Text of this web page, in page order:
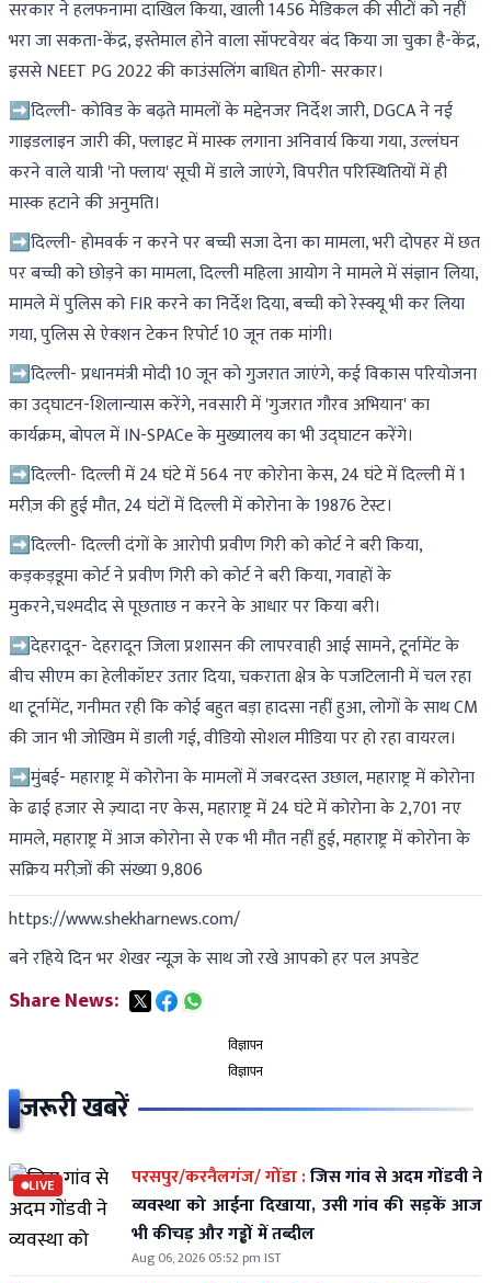
सरकार ने हलफनामा दाखिल किया, खाली 1456 मेडिकल की सीटों को नहीं
भरा जा सकता-केंद्र, इस्तेमाल होने वाला सॉफ्टवेयर बंद किया जा चुका है-केंद्र,
इससे NEET PG 2022 की काउंसलिंग बाधित होगी- सरकार।
➡दिल्ली- कोविड के बढ़ते मामलों के मद्देनजर निर्देश जारी, DGCA ने नई
गाइडलाइन जारी की, फ्लाइट में मास्क लगाना अनिवार्य किया गया, उल्लंघन
करने वाले यात्री 'नो फ्लाय' सूची में डाले जाएंगे, विपरीत परिस्थितियों में ही
मास्क हटाने की अनुमति।
➡दिल्ली- होमवर्क न करने पर बच्ची सजा देना का मामला, भरी दोपहर में छत
पर बच्ची को छोड़ने का मामला, दिल्ली महिला आयोग ने मामले में संज्ञान लिया,
मामले में पुलिस को FIR करने का निर्देश दिया, बच्ची को रेस्क्यू भी कर लिया
गया, पुलिस से ऐक्शन टेकन रिपोर्ट 10 जून तक मांगी।
➡दिल्ली- प्रधानमंत्री मोदी 10 जून को गुजरात जाएंगे, कई विकास परियोजना
का उद्घाटन-शिलान्यास करेंगे, नवसारी में 'गुजरात गौरव अभियान' का
कार्यक्रम, बोपल में IN-SPACe के मुख्यालय का भी उद्घाटन करेंगे।
➡दिल्ली- दिल्ली में 24 घंटे में 564 नए कोरोना केस, 24 घंटे में दिल्ली में 1
मरीज़ की हुई मौत, 24 घंटों में दिल्ली में कोरोना के 19876 टेस्ट।
➡दिल्ली- दिल्ली दंगों के आरोपी प्रवीण गिरी को कोर्ट ने बरी किया,
कड़कड़डूमा कोर्ट ने प्रवीण गिरी को कोर्ट ने बरी किया, गवाहों के
मुकरने,चश्मदीद से पूछताछ न करने के आधार पर किया बरी।
➡देहरादून- देहरादून जिला प्रशासन की लापरवाही आई सामने, टूर्नामेंट के
बीच सीएम का हेलीकॉप्टर उतार दिया, चकराता क्षेत्र के पजटिलानी में चल रहा
था टूर्नामेंट, गनीमत रही कि कोई बहुत बड़ा हादसा नहीं हुआ, लोगों के साथ CM
की जान भी जोखिम में डाली गई, वीडियो सोशल मीडिया पर हो रहा वायरल।
➡मुंबई- महाराष्ट्र में कोरोना के मामलों में जबरदस्त उछाल, महाराष्ट्र में कोरोना
के ढाई हजार से ज़्यादा नए केस, महाराष्ट्र में 24 घंटे में कोरोना के 2,701 नए
मामले, महाराष्ट्र में आज कोरोना से एक भी मौत नहीं हुई, महाराष्ट्र में कोरोना के
सक्रिय मरीज़ों की संख्या 9,806
https://www.shekharnews.com/
बने रहिये दिन भर शेखर न्यूज़ के साथ जो रखे आपको हर पल अपडेट
Share News:
विज्ञापन
विज्ञापन
जरूरी खबरें
LIVE परसपुर/करनैलगंज/ गोंडा :जिस गांव से अदम गोंडवी ने
व्यवस्था को आईना दिखाया, उसी गांव की सड़कें आज
भी कीचड़ और गड्ढों में तब्दील
Aug 06, 2026 05:52 pm IST